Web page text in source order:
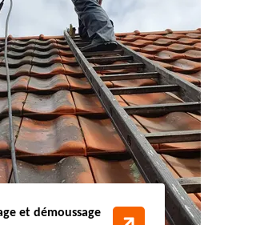
et démoussage